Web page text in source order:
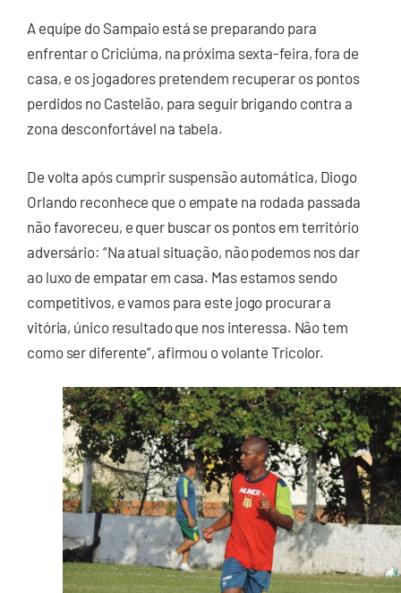
A equipe do Sampaio está se preparando para
enfrentar o Criciúma, na próxima sexta-feira, fora de
casa, e os jogadores pretendem recuperar os pontos
perdidos no Castelão, para seguir brigando contra a
zona desconfortável na tabela.
De volta após cumprir suspensão automática, Diogo
Orlando reconhece que o empate na rodada passada
não favoreceu, e quer buscar os pontos em território
adversário: “Na atual situação, não podemos nos dar
ao luxo de empatar em casa. Mas estamos sendo
competitivos, e vamos para este jogo procurar a
vitória, único resultado que nos interessa. Não tem
como ser diferente”, afirmou o volante Tricolor.